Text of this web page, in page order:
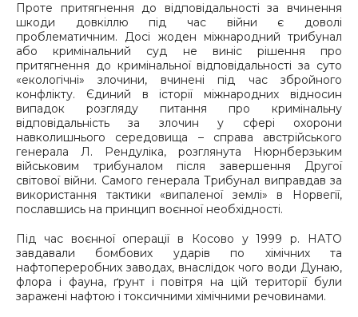
Проте притягнення до відповідальності за вчинення
шкоди довкіллю під час війни є доволі
проблематичним. Досі жоден міжнародний трибунал
або кримінальний суд не виніс рішення про
притягнення до кримінальної відповідальності за суто
«екологічні» злочини, вчинені під час збройного
конфлікту. Єдиний в історії міжнародних відносин
випадок розгляду питання про кримінальну
відповідальність за злочин у сфері охорони
навколишнього середовища – справа австрійського
генерала Л. Рендуліка, розглянута Нюрнберзьким
військовим трибуналом після завершення Другої
світової війни. Самого генерала Трибунал виправдав за
використання тактики «випаленої землі» в Норвегії,
пославшись на принцип воєнної необхідності.
Під час воєнної операції в Косово у 1999 р. НАТО
завдавали бомбових ударів по хімічних та
нафтопереробних заводах, внаслідок чого води Дунаю,
флора і фауна, ґрунт і повітря на цій території були
заражені нафтою і токсичними хімічними речовинами.